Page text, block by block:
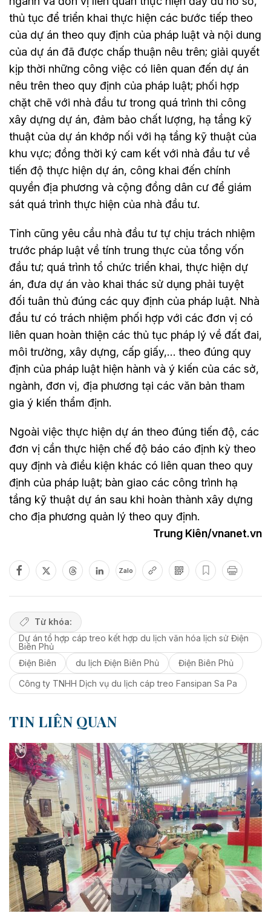
thủ tục để triển khai thực hiện các bước tiếp theo
của dự án theo quy định của pháp luật và nội dung
của dự án đã được chấp thuận nêu trên; giải quyết
kịp thời những công việc có liên quan đến dự án
nêu trên theo quy định của pháp luật; phối hợp
chặt chẽ với nhà đầu tư trong quá trình thi công
xây dựng dự án, đảm bảo chất lượng, hạ tầng kỹ
thuật của dự án khớp nối với hạ tầng kỹ thuật của
khu vực; đồng thời ký cam kết với nhà đầu tư về
tiến độ thực hiện dự án, công khai đến chính
quyền địa phương và cộng đồng dân cư để giám
sát quá trình thực hiện của nhà đầu tư.
Tỉnh cũng yêu cầu nhà đầu tư tự chịu trách nhiệm
trước pháp luật về tính trung thực của tổng vốn
đầu tư; quá trình tổ chức triển khai, thực hiện dự
án, đưa dự án vào khai thác sử dụng phải tuyệt
đối tuân thủ đúng các quy định của pháp luật. Nhà
đầu tư có trách nhiệm phối hợp với các đơn vị có
liên quan hoàn thiện các thủ tục pháp lý về đất đai,
môi trường, xây dựng, cấp giấy,… theo đúng quy
định của pháp luật hiện hành và ý kiến của các sở,
ngành, đơn vị, địa phương tại các văn bản tham
gia ý kiến thẩm định.
Ngoài việc thực hiện dự án theo đúng tiến độ, các
đơn vị cần thực hiện chế độ báo cáo định kỳ theo
quy định và điều kiện khác có liên quan theo quy
định của pháp luật; bàn giao các công trình hạ
tầng kỹ thuật dự án sau khi hoàn thành xây dựng
cho địa phương quản lý theo quy định.
Trung Kiên/vnanet.vn
Zalo
Từ khóa:
Dự án tổ hợp cáp treo kết hợp du lịch văn hóa lịch sử Điện
Biên Phủ
Điện Biên
du lịch Điện Biên Phủ
Điện Biên Phủ
Công ty TNHH Dịch vụ du lịch cáp treo Fansipan Sa Pa
TIN LIÊN QUAN